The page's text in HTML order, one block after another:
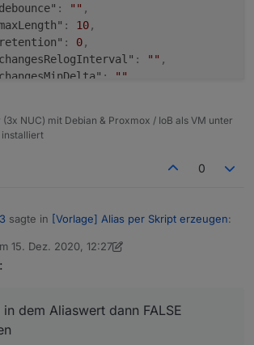
: "" ,
: 10,
: 0,
: "" ,
: ""
"",
: "",
NUC) mit Debian & Proxmox / IoB als VM unter
0
sagte in [Vorlage] Alias per Skript erzeugen:
einen booleschen Wert und
Aliaswert dann FALSE reingeschrieben
immer:
"state",
15. Dez. 2020, 12:27
von paul53
dem Aliaswert dann FALSE